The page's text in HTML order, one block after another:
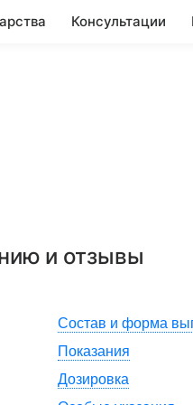
Консультации
и отзывы
Состав и форма
Показания
Дозировка